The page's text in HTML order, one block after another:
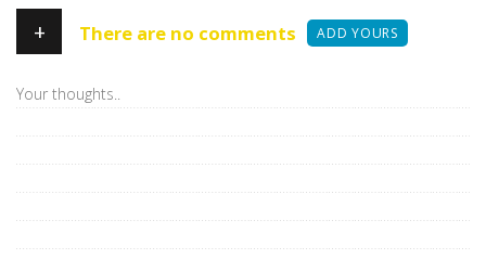
+ There are no comments ADD YOURS